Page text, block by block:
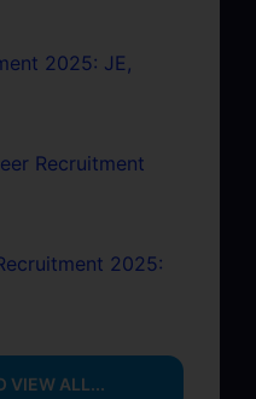
2025: JE,
Recruitment
2025:
VIEW ALL...